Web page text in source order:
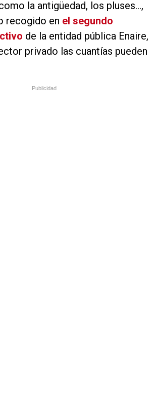
la antigüedad, los pluses...,
recogido en el segundo
de la entidad pública Enaire,
privado las cuantías pueden
Publicidad